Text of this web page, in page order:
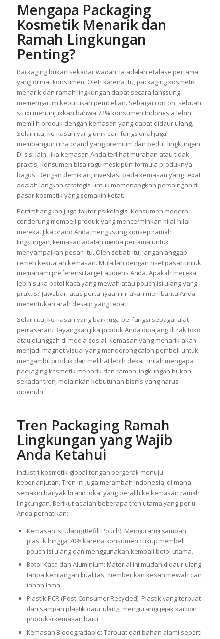
Mengapa Packaging
Kosmetik Menarik dan
Ramah Lingkungan
Penting?
Packaging bukan sekadar wadah. Ia adalah etalase pertama
yang dilihat konsumen. Oleh karena itu, packaging kosmetik
menarik dan ramah lingkungan dapat secara langsung
memengaruhi keputusan pembelian. Sebagai contoh, sebuah
studi menunjukkan bahwa 72% konsumen Indonesia lebih
memilih produk dengan kemasan yang dapat didaur ulang.
Selain itu, kemasan yang unik dan fungsional juga
membangun citra brand yang premium dan peduli lingkungan.
Di sisi lain, jika kemasan Anda terlihat murahan atau tidak
praktis, konsumen bisa ragu meskipun formula produknya
bagus. Dengan demikian, investasi pada kemasan yang tepat
adalah langkah strategis untuk memenangkan persaingan di
pasar kosmetik yang semakin ketat.
Pertimbangkan juga faktor psikologis. Konsumen modern
cenderung membeli produk yang mencerminkan nilai-nilai
mereka. Jika brand Anda mengusung konsep ramah
lingkungan, kemasan adalah media pertama untuk
menyampaikan pesan itu. Oleh sebab itu, jangan anggap
remeh kekuatan kemasan. Mulailah dengan riset pasar untuk
memahami preferensi target audiens Anda. Apakah mereka
lebih suka botol kaca yang mewah atau pouch isi ulang yang
praktis? Jawaban atas pertanyaan ini akan membantu Anda
menentukan arah desain yang tepat.
Selain itu, kemasan yang baik juga berfungsi sebagai alat
pemasaran. Bayangkan jika produk Anda dipajang di rak toko
atau diunggah di media sosial. Kemasan yang menarik akan
menjadi magnet visual yang mendorong calon pembeli untuk
mengambil produk dan melihat lebih dekat. Inilah mengapa
packaging kosmetik menarik dan ramah lingkungan bukan
sekadar tren, melainkan kebutuhan bisnis yang harus
dipenuhi.
Tren Packaging Ramah
Lingkungan yang Wajib
Anda Ketahui
Industri kosmetik global tengah bergerak menuju
keberlanjutan. Tren ini juga merambah Indonesia, di mana
semakin banyak brand lokal yang beralih ke kemasan ramah
lingkungan. Berikut adalah beberapa tren utama yang perlu
Anda perhatikan:
Kemasan Isi Ulang (Refill Pouch): Mengurangi sampah
plastik hingga 70% karena konsumen cukup membeli
pouch isi ulang dan menggunakan kembali botol utama.
Botol Kaca dan Aluminium: Material ini mudah didaur ulang
tanpa kehilangan kualitas, memberikan kesan mewah dan
tahan lama.
Plastik PCR (Post-Consumer Recycled): Plastik yang terbuat
dari sampah plastik daur ulang, mengurangi jejak karbon
produksi kemasan baru.
Kemasan Biodegradable: Terbuat dari bahan alami seperti